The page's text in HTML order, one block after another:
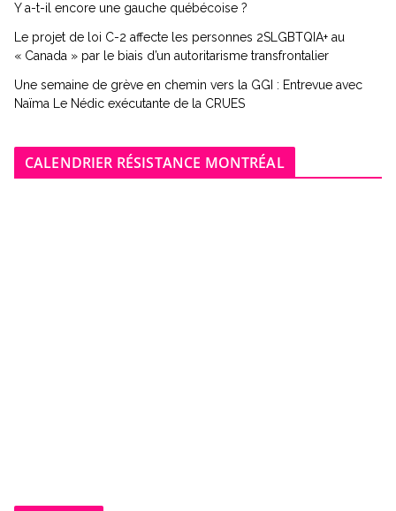
Y a-t-il encore une gauche québécoise ?
Le projet de loi C-2 affecte les personnes 2SLGBTQIA+ au
« Canada » par le biais d’un autoritarisme transfrontalier
Une semaine de grève en chemin vers la GGI : Entrevue avec
Naïma Le Nédic exécutante de la CRUES
CALENDRIER RÉSISTANCE MONTRÉAL